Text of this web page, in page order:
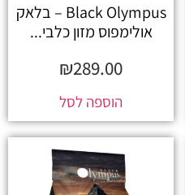
Black Olympus – בלאק
אולימפוס מזון כלבי...
₪289.00
הוספה לסל